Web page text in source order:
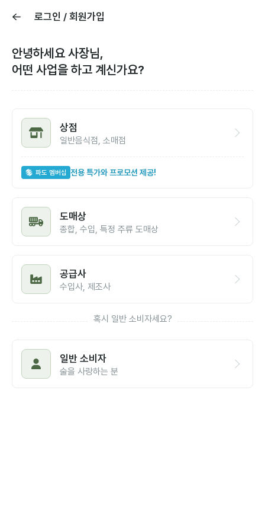
로그인 / 회원가입
안녕하세요 사장님,
어떤 사업을 하고 계신가요?
상점
일반음식점, 소매점
파도 멤버십 전용 특가와 프로모션 제공!
도매상
종합, 수입, 특정 주류 도매상
공급사
수입사, 제조사
혹시 일반 소비자세요?
일반 소비자
술을 사랑하는 분